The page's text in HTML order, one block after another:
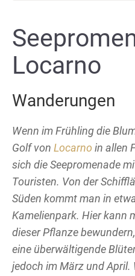
Locarno
Wanderungen
Wenn im Frühling die
Golf von Locarno in allen
sich die Seepromenade
Touristen. Von der
Süden kommt man in
Kamelienpark. Hier kann
dieser Pflanze
eine überwältigende
jedoch im März und April.